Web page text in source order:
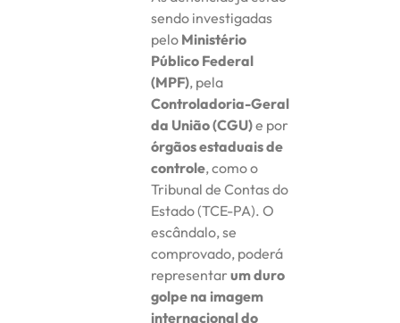
sendo investigadas
pelo Ministério
Público Federal
(MPF), pela
Controladoria-Geral
da União (CGU)e por
órgãos estaduais de
controle, como o
Tribunal de Contas do
Estado (TCE-PA). O
escândalo, se
comprovado, poderá
representarum duro
golpe na imagem
internacional do